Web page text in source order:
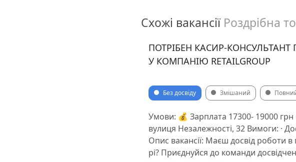
Схожі вакансії Роздрібна
ПОТРІБЕН КАСИР-
У КОМПАНІЮ RETAILGROUP
Без досвіду Змішаний
Умови: 💰 Зарплата 17300- 19000
вулиця Незалежності, 32 Вимоги: ·
Опис вакансії: Маєш досвід роботи
рі? Приєднуйся до команди